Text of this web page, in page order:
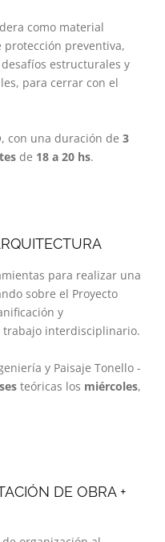
como material
preventiva,
estructurales y
para cerrar con el
con una duración de 3
de 18 a 20 hs.
para realizar una
sobre el Proyecto
y
trabajo interdisciplinario.
y Paisaje Tonello -
teóricas los miércoles,
DE OBRA +